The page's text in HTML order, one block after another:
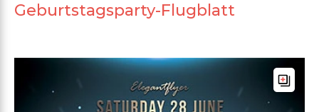
Geburtstagsparty-Flugblatt